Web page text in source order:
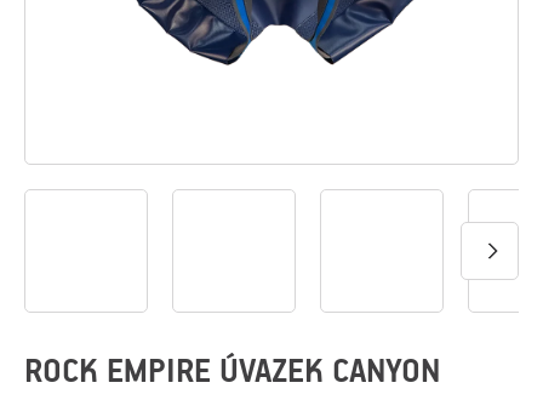
O
ROCK EMPIRE ÚVAZEK CANYON